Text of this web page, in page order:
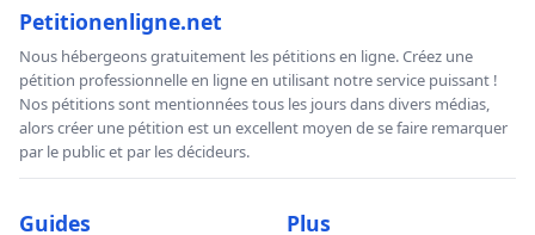
Petitionenligne.net
Nous hébergeons gratuitement les pétitions en ligne. Créez une
pétition professionnelle en ligne en utilisant notre service puissant !
Nos pétitions sont mentionnées tous les jours dans divers médias,
alors créer une pétition est un excellent moyen de se faire remarquer
par le public et par les décideurs.
Guides Plus